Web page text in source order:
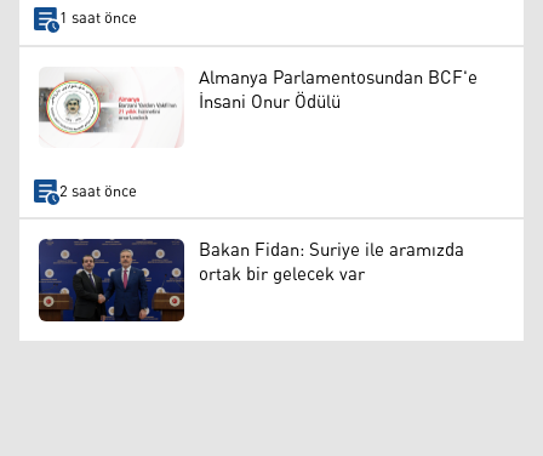
1 saat önce
Almanya Parlamentosundan BCF'e
İnsani Onur Ödülü
2 saat önce
Bakan Fidan: Suriye ile aramızda
ortak bir gelecek var